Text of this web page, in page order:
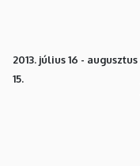
2013. július 16 - augusztus
15.